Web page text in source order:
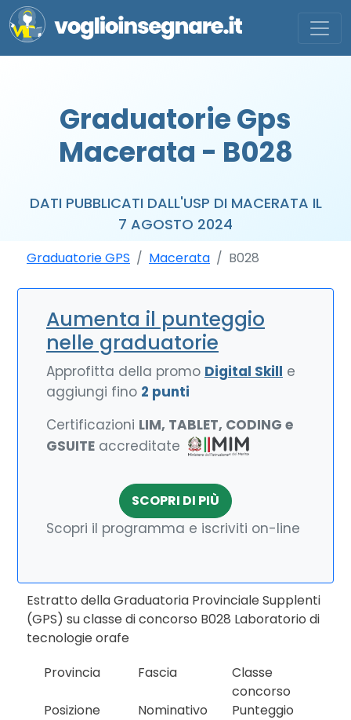
Graduatorie Gps
Macerata - B028
DATI PUBBLICATI DALL'USP DI MACERATA IL
7 AGOSTO 2024
Graduatorie GPS Macerata B028
Aumenta il punteggio
nelle graduatorie
Approfitta della promo Digital Skill e
aggiungi fino 2 punti
Certificazioni LIM, TABLET, CODING e
GSUITE accreditate
SCOPRI DI PIÙ
Scopri il programma e iscriviti on-line
Estratto della Graduatoria Provinciale Supplenti
(GPS) su classe di concorso B028 Laboratorio di
tecnologie orafe
Provincia
Fascia
Classe
concorso
Posizione
Nominativo
Punteggio